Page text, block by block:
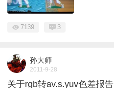
7139 3
孙大师
2011-9-28
关于rgb转av.s.yuv色差报告